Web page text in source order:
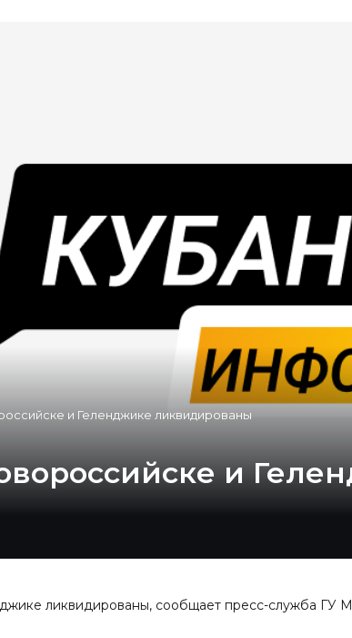
и Геленджике ликвидированы
и
ликвидированы, сообщает пресс-служба ГУ